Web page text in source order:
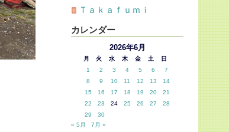
Ｔａｋａｆｕｍｉ
カレンダー
2026年6月
月 火 水 木 金 土
日
1
2 3 4 5 6
7
8
9 10 11 12 13
14
15
16 17 18 19 20
21
22
23 24 25 26 27
28
29
30
« 5月
7月 »